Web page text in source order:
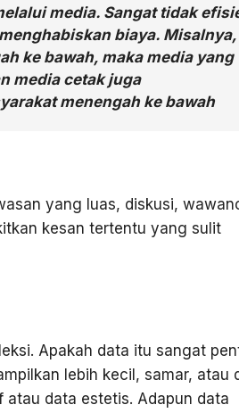
media. Sangat tidak
biaya. Misalnya,
ke bawah, maka media yang
media cetak juga
menengah ke bawah
yang luas, diskusi,
kesan tertentu yang sulit
Apakah data itu sangat
lebih kecil, samar, atau
atau data estetis. Adapun data